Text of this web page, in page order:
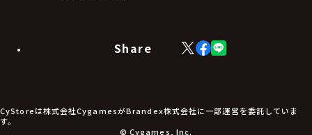
食品・飲料品
アパレル小物
アクセサリー
Share
X
(Twitter)
Facebook
LINE
CyStoreは株式会社CygamesがBrandex株式会社に一部運営を委託していま
す。
© Cygames, Inc.